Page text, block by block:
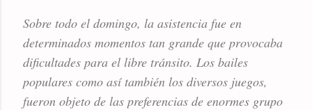
Sobre todo el domingo, la asistencia fue en
determinados momentos tan grande que provocaba
dificultades para el libre tránsito. Los bailes
populares como así también los diversos juegos,
fueron objeto de las preferencias de enormes grupo